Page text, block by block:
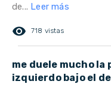
de... Leer más
remove_red_eye 718 vistas
me duele mucho la
izquierdo bajo el